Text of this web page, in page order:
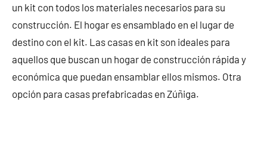
un kit con todos los materiales necesarios para su
construcción. El hogar es ensamblado en el lugar de
destino con el kit. Las casas en kit son ideales para
aquellos que buscan un hogar de construcción rápida y
económica que puedan ensamblar ellos mismos. Otra
opción para casas prefabricadas en Zúñiga.